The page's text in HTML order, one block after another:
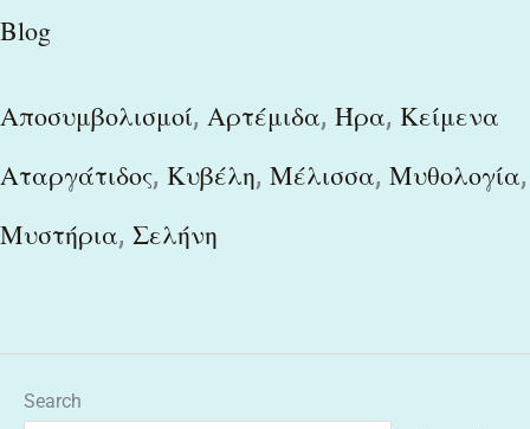
Blog
Αποσυμβολισμοί, Αρτέμιδα, Ήρα, Κείμενα
Αταργάτιδος, Κυβέλη, Μέλισσα, Μυθολογία,
Μυστήρια, Σελήνη
Search